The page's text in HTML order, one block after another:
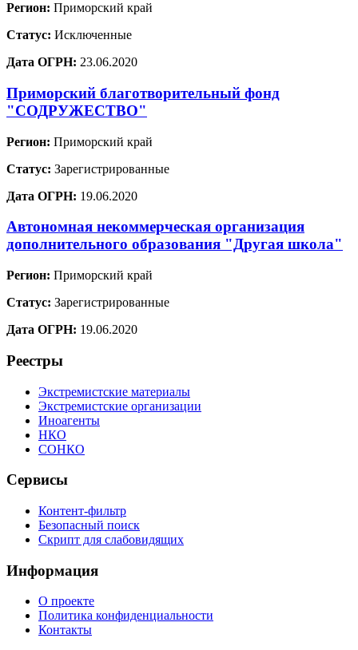
Регион: Приморский край
Статус: Исключенные
Дата ОГРН: 23.06.2020
Приморский благотворительный фонд
"СОДРУЖЕСТВО"
Регион: Приморский край
Статус: Зарегистрированные
Дата ОГРН: 19.06.2020
Автономная некоммерческая организация
дополнительного образования "Другая школа"
Регион: Приморский край
Статус: Зарегистрированные
Дата ОГРН: 19.06.2020
Реестры
Экстремистские материалы
Экстремистские организации
Иноагенты
НКО
СОНКО
Сервисы
Контент-фильтр
Безопасный поиск
Скрипт для слабовидящих
Информация
О проекте
Политика конфиденциальности
Контакты